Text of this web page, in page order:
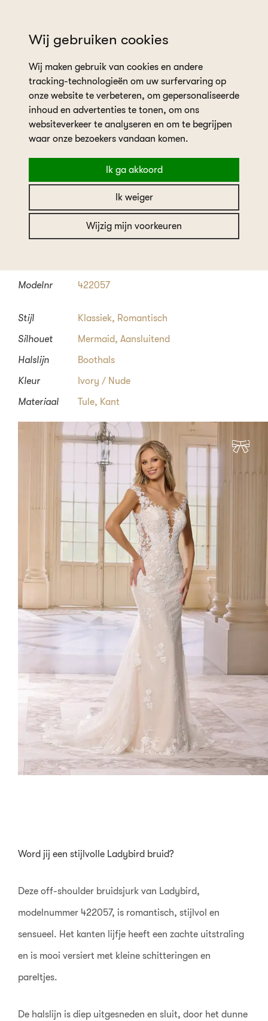
Wij gebruiken cookies
Wij maken gebruik van cookies en andere
tracking-technologieën om uw surfervaring op
onze website te verbeteren, om gepersonaliseerde
inhoud en advertenties te tonen, om ons
websiteverkeer te analyseren en om te begrijpen
waar onze bezoekers vandaan komen.
Ik ga akkoord
Ik weiger
Wijzig mijn voorkeuren
collectie Ladybird
Modelnr
422057
Stijl Klassiek, Romantisch
Silhouet
Mermaid, Aansluitend
Halslijn
Boothals
Kleur
Ivory / Nude
Materiaal
Tule, Kant
Word jij een stijlvolle Ladybird bruid?
Deze off-shoulder bruidsjurk van Ladybird,
modelnummer 422057, is romantisch, stijlvol en
sensueel. Het kanten lijfje heeft een zachte uitstraling
en is mooi versiert met kleine schitteringen en
pareltjes.
De halslijn is diep uitgesneden en sluit, door het dunne